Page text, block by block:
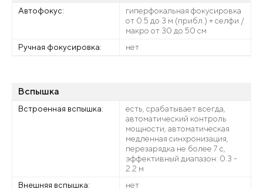
Автофокус:
гиперфокальная фокусировка
от 0.5 до 3 м (прибл.) + селфи /
макро от 30 до 50 см
Ручная фокусировка:
нет
Вспышка
Встроенная вспышка:
есть, срабатывает всегда,
автоматический контроль
мощности, автоматическая
медленная синхронизация,
перезарядка не более 7 с,
эффективный диапазон: 0.3 -
2.2 м
Внешняя вспышка:
нет